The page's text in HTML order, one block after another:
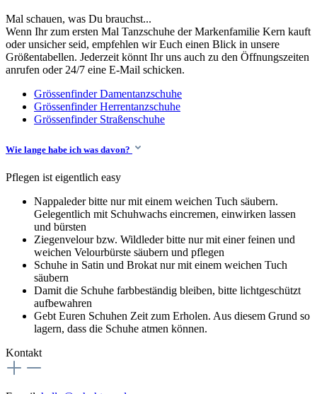
Mal schauen, was Du brauchst...
Wenn Ihr zum ersten Mal Tanzschuhe der Markenfamilie Kern kauft
oder unsicher seid, empfehlen wir Euch einen Blick in unsere
Größentabellen. Jederzeit könnt Ihr uns auch zu den Öffnungszeiten
anrufen oder 24/7 eine E-Mail schicken.
Grössenfinder Damentanzschuhe
Grössenfinder Herrentanzschuhe
Grössenfinder Straßenschuhe
Wie lange habe ich was davon?
Pflegen ist eigentlich easy
Nappaleder bitte nur mit einem weichen Tuch säubern.
Gelegentlich mit Schuhwachs eincremen, einwirken lassen
und bürsten
Ziegenvelour bzw. Wildleder bitte nur mit einer feinen und
weichen Velourbürste säubern und pflegen
Schuhe in Satin und Brokat nur mit einem weichen Tuch
säubern
Damit die Schuhe farbbeständig bleiben, bitte lichtgeschützt
aufbewahren
Gebt Euren Schuhen Zeit zum Erholen. Aus diesem Grund so
lagern, dass die Schuhe atmen können.
Kontakt